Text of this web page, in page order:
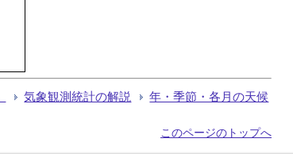
気象観測統計の解説 年・季節・各月の天候
このページのトップへ